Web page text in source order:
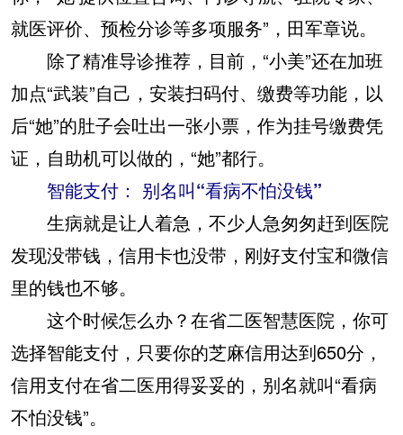
就医评价、预检分诊等多项服务”，田军章说。
除了精准导诊推荐，目前，“小美”还在加班
加点“武装”自己，安装扫码付、缴费等功能，以
后“她”的肚子会吐出一张小票，作为挂号缴费凭
证，自助机可以做的，“她”都行。
智能支付： 别名叫“看病不怕没钱”
生病就是让人着急，不少人急匆匆赶到医院
发现没带钱，信用卡也没带，刚好支付宝和微信
里的钱也不够。
这个时候怎么办？在省二医智慧医院，你可
选择智能支付，只要你的芝麻信用达到650分，
信用支付在省二医用得妥妥的，别名就叫“看病
不怕没钱”。